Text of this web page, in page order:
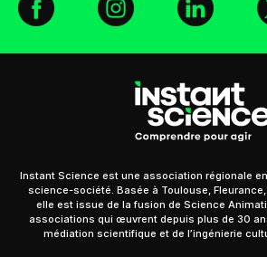
Instant Science est une association régionale
science-société. Basée à Toulouse,
elle est issue de la fusion de Science
associations qui œuvrent depuis plus de 30
médiation scientifique et de l’ingénierie